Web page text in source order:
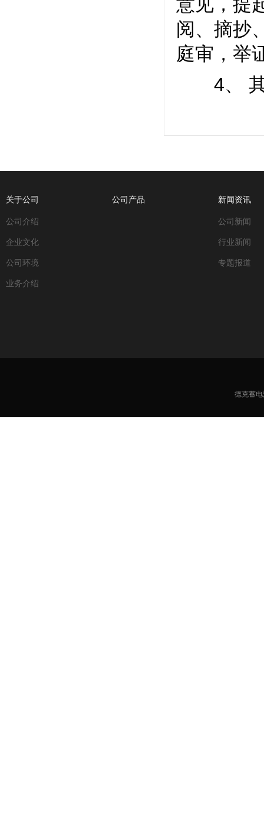
阅、摘抄
庭审，举
4、 其
关于公司
公司介绍
企业文化
公司环境
业务介绍
公司产品 新闻资讯
公司新闻
行业新闻
专题报道
德克蓄